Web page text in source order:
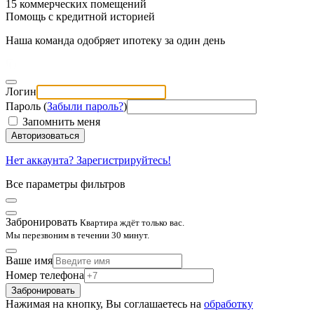
15 коммерческих помещений
Помощь с кредитной историей
Наша команда одобряет ипотеку за один день
Логин
Пароль (Забыли пароль?)
Запомнить меня
Авторизоваться
Нет аккаунта? Зарегистрируйтесь!
Все параметры фильтров
Забронировать Квартира ждёт только вас.
Мы перезвоним в течении 30 минут.
Ваше имя
Номер телефона
Забронировать
Нажимая на кнопку, Вы соглашаетесь на обработку